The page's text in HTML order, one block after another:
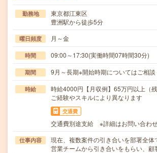
勤務地
東京都江東区
豊洲駅から徒歩5分
曜日頻度 月～金
時間 09:00～17:30(実働時間07時間30分)
期間 9月～長期※開始時期についてはご相
時給
時給4000円【月収例】65万円以上（
ご経験やスキルにより異なります
交通費
交通費別途支給 ※詳細はお問い合わせ
仕事内容
現在、複数案件の引き合いを部署全体
営業チームから引き合いをもらい、